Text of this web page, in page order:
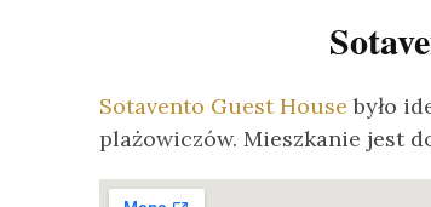
Sotavento Guest House było
plażowiczów. Mieszkanie jest